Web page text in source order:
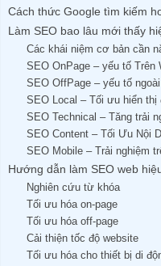
Cách thức Google tìm kiếm
Làm SEO bao lâu mới thấy
Các khái niệm cơ bản cần
SEO OnPage – yếu tố Trên
SEO OffPage – yếu tố
SEO Local – Tối ưu hiển thị
SEO Technical – Tăng trải
SEO Content – Tối Ưu Nội
SEO Mobile – Trải nghiệm
Hướng dẫn làm SEO web
Nghiên cứu từ khóa
Tối ưu hóa on-page
Tối ưu hóa off-page
Cải thiện tốc độ website
Tối ưu hóa cho thiết bị di